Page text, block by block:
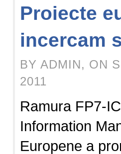
Proiecte
incercam
BY ADMIN, ON
2011
Ramura FP7-
Information
Europene a